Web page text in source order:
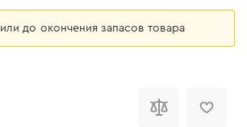
или до окончения запасов товара